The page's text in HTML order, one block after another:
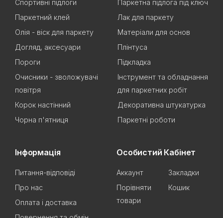
Спортивні підлоги
Паркетна підлога під ключ
Паркетний клей
Лак для паркету
Олія - віск для паркету
Матеріали для основ
Догляд, аксесуари
Плінтуса
Пороги
Підкладка
Очисники - зволожувачі
повітря
Інструмент та обладнання
для паркетних робіт
Корок настінний
Декоративна штукатурка
Чорна п'ятниця
Паркетні роботи
Інформація
Питання-відповіді
Про нас
Оплата і доставка
Особистий Кабінет
Аккаунт
Закладки
Порівняти
товари
Кошик